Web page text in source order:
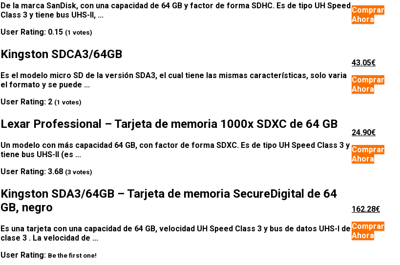
De la marca SanDisk, con una capacidad de 64 GB y factor de forma SDHC. Es de tipo UH Speed
Class 3 y tiene bus UHS-II, ...
User Rating: 0.15 (1 votes)
Comprar
Ahora
Kingston SDCA3/64GB
Es el modelo micro SD de la versión SDA3, el cual tiene las mismas características, solo varia
el formato y se puede ...
User Rating: 2 (1 votes)
43.05€
Comprar
Ahora
Lexar Professional – Tarjeta de memoria 1000x SDXC de 64 GB
Un modelo con más capacidad 64 GB, con factor de forma SDXC. Es de tipo UH Speed Class 3 y
tiene bus UHS-II (es ...
User Rating: 3.68 (3 votes)
24.90€
Comprar
Ahora
Kingston SDA3/64GB – Tarjeta de memoria SecureDigital de 64
GB, negro
Es una tarjeta con una capacidad de 64 GB, velocidad UH Speed Class 3 y bus de datos UHS-I de
clase 3 . La velocidad de ...
User Rating: Be the first one!
162.28€
Comprar
Ahora